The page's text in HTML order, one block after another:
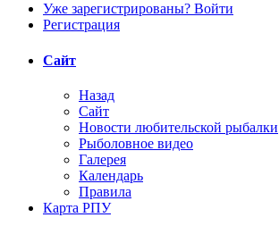
Уже зарегистрированы? Войти
Регистрация
Сайт
Назад
Сайт
Новости любительской рыбалки
Рыболовное видео
Галерея
Календарь
Правила
Карта РПУ